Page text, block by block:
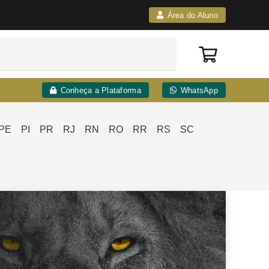
Área do Aluno
Conheça a Plataforma WhatsApp
PI PR RJ RN RO RR RS SC